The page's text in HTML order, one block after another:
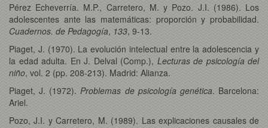
Pérez Echeverría. M.P., Carretero, M. y Pozo. J.I. (1986). Los
adolescentes ante las matemáticas: proporción y probabilidad.
Cuadernos. de Pedagogía, 133, 9-13.
Piaget, J. (1970). La evolución intelectual entre la adolescencia y
la edad adulta. En J. Delval (Comp.), Lecturas de psicología del
niño, vol. 2 (pp. 208-213). Madrid: Alianza.
Piaget, J. (1972). Problemas de psicología genética. Barcelona:
Ariel.
Pozo, J.I. y Carretero, M. (1989). Las explicaciones causales de